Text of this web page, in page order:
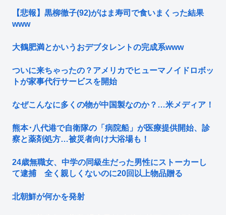
【悲報】黒柳徹子(92)がはま寿司で食いまくった結果
www
大鶴肥満とかいうおデブタレントの完成系www
ついに来ちゃったの？アメリカでヒューマノイドロボッ
トが家事代行サービスを開始
なぜこんなに多くの物が中国製なのか？…米メディア！
熊本･八代港で自衛隊の「病院船」が医療提供開始、診
察と薬剤処方…被災者向け大浴場も！
24歳無職女、中学の同級生だった男性にストーカーし
て逮捕 全く親しくないのに20回以上物品贈る
北朝鮮が何かを発射